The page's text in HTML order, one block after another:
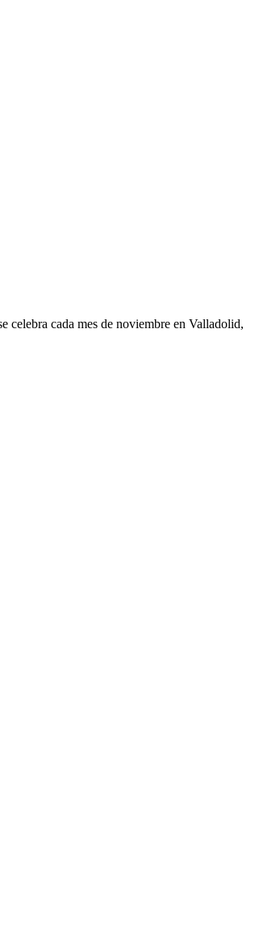
celebra cada mes de noviembre en Valladolid,